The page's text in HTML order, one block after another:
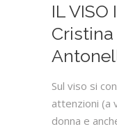
IL VISO
Sul viso si
attenzioni (a
donna e